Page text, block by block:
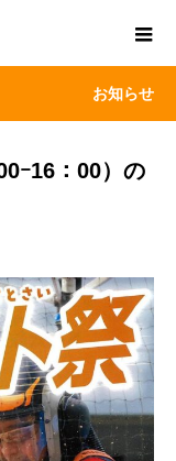
お知らせ
ｰ16：00）の